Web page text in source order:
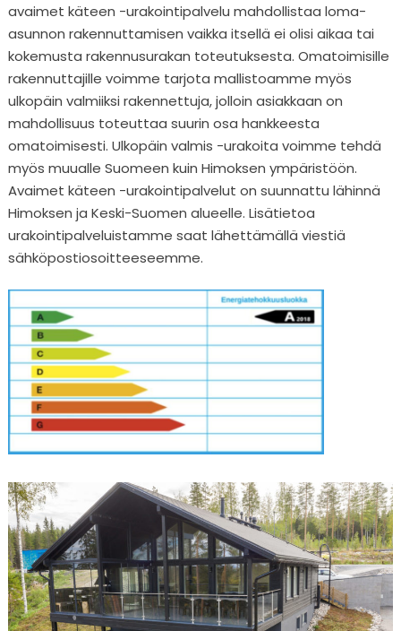
avaimet käteen -urakointipalvelu mahdollistaa loma-
asunnon rakennuttamisen vaikka itsellä ei olisi aikaa tai
kokemusta rakennusurakan toteutuksesta. Omatoimisille
rakennuttajille voimme tarjota mallistoamme myös
ulkopäin valmiiksi rakennettuja, jolloin asiakkaan on
mahdollisuus toteuttaa suurin osa hankkeesta
omatoimisesti. Ulkopäin valmis -urakoita voimme tehdä
myös muualle Suomeen kuin Himoksen ympäristöön.
Avaimet käteen -urakointipalvelut on suunnattu lähinnä
Himoksen ja Keski-Suomen alueelle. Lisätietoa
urakointipalveluistamme saat lähettämällä viestiä
sähköpostiosoitteeseemme.